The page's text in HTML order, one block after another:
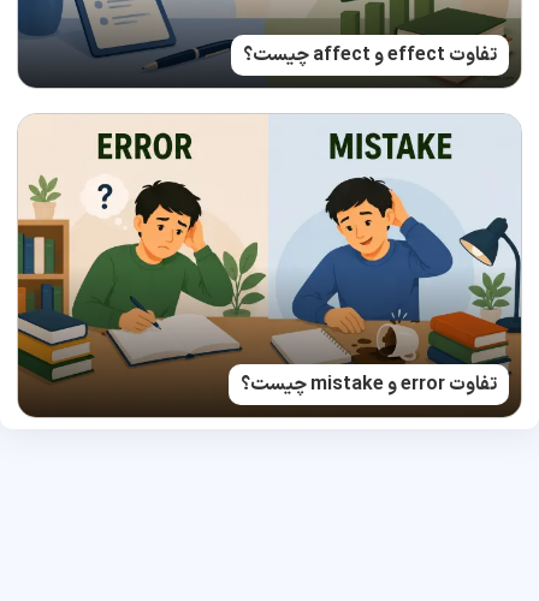
تفاوت effect و affect چیست؟
تفاوت error و mistake چیست؟